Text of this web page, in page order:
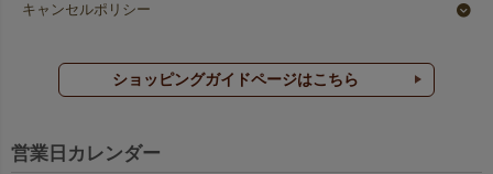
キャンセルポリシー
ショッピングガイドページはこちら
営業日カレンダー